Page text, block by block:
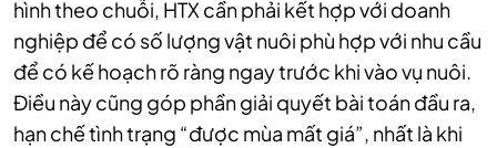
hình theo chuỗi, HTX cần phải kết hợp với doanh
nghiệp để có số lượng vật nuôi phù hợp với nhu cầu
để có kế hoạch rõ ràng ngay trước khi vào vụ nuôi.
Điều này cũng góp phần giải quyết bài toán đầu ra,
hạn chế tình trạng “được mùa mất giá”, nhất là khi